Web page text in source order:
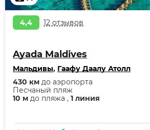
4,4 12 отзывов
Ayada Maldives
Мальдивы, Гаафу Даалу Атолл
10 м до пляжа , 1 линия
Песчаный пляж
430 км до аэропорта